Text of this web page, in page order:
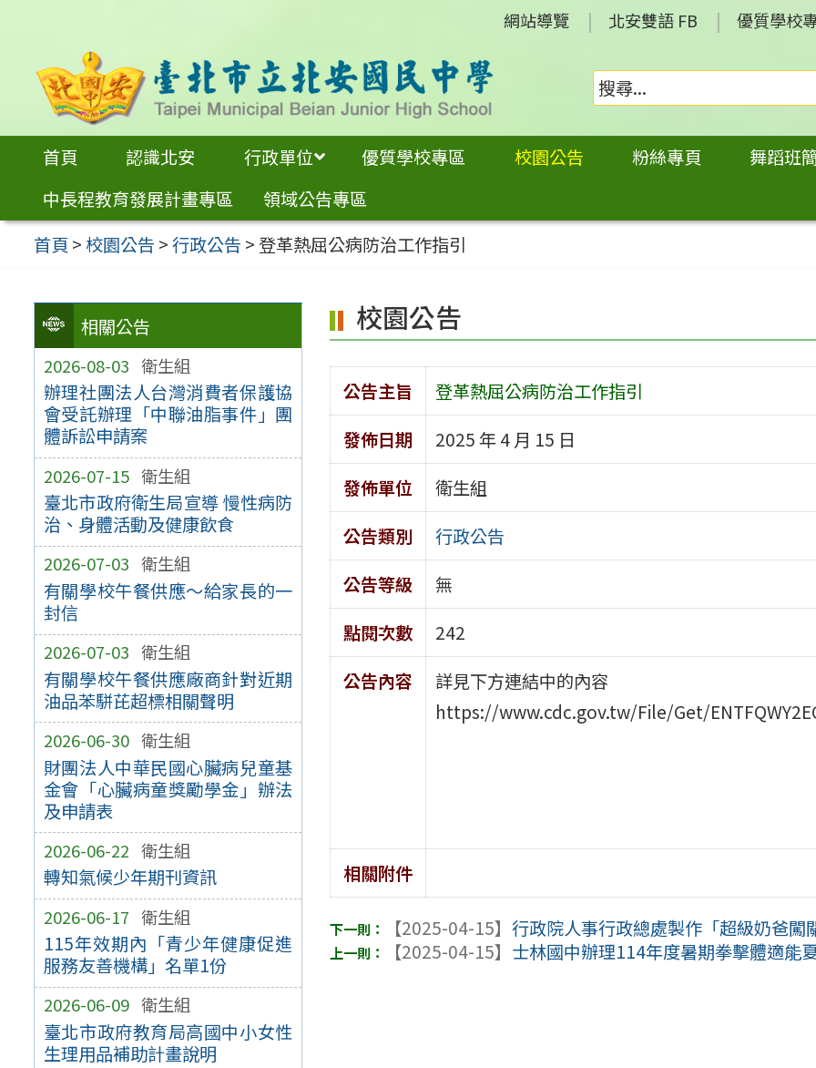
內
網站導覽 北安雙語 FB 優質學校
首頁 認識北安 行政單位 優質學校專區 校園公告 粉絲專頁 舞蹈班
中長程教育發展計畫專區
領域公告專區
首頁 >校園公告 >行政公告 >登革熱屈公病防治工作指引
相關公告
2026-08-03 衛生組
辦理社團法人台灣消費者保護協
會受託辦理「中聯油脂事件」團
體訴訟申請案
2026-07-15 衛生組
臺北市政府衛生局宣導 慢性病防
治、身體活動及健康飲食
2026-07-03 衛生組
有關學校午餐供應～給家長的一
封信
2026-07-03 衛生組
有關學校午餐供應廠商針對近期
油品苯駢芘超標相關聲明
2026-06-30 衛生組
財團法人中華民國心臟病兒童基
金會「心臟病童獎勵學金」辦法
及申請表
2026-06-22 衛生組
轉知氣候少年期刊資訊
2026-06-17 衛生組
115年效期內「青少年健康促進
服務友善機構」名單1份
2026-06-09 衛生組
臺北市政府教育局高國中小女性
生理用品補助計畫說明
校園公告
公告主旨
登革熱屈公病防治工作指引
發佈日期
2025 年 4 月 15 日
發佈單位
衛生組
公告類別
行政公告
公告等級
無
點閱次數
242
公告內容
詳見下方連結中的內容
https://www.cdc.gov.tw/File/Get/
相關附件
【2025-04-15】行政院人事行政總處製作「超級奶爸闖
【2025-04-15】 士林國中辦理114年度暑期拳擊體適能